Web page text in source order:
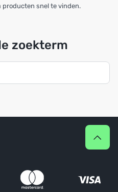
snel te vinden.
zoekterm